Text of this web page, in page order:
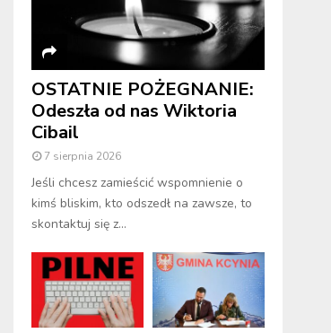
OSTATNIE POŻEGNANIE:
Odeszła od nas Wiktoria
Cibail
7 sierpnia 2026
Jeśli chcesz zamieścić wspomnienie o
kimś bliskim, kto odszedł na zawsze, to
skontaktuj się z...